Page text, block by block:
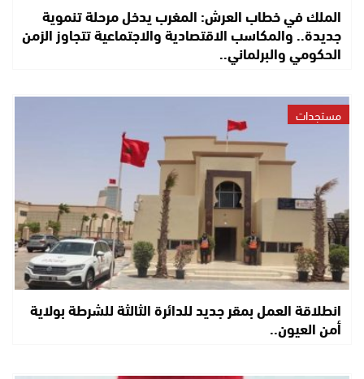
الملك في خطاب العرش: المغرب يدخل مرحلة تنموية
جديدة.. والمكاسب الاقتصادية والاجتماعية تتجاوز الزمن
الحكومي والبرلماني..
مستجدات
انطلاقة العمل بمقر جديد للدائرة الثالثة للشرطة بولاية
أمن العيون..